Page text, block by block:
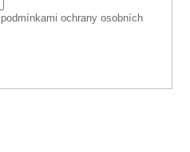
podmínkami ochrany osobních